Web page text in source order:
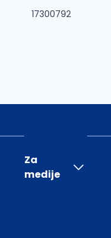
17300792
Za
medije